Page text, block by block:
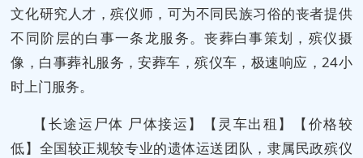
文化研究人才，殡仪师，可为不同民族习俗的丧者提供
不同阶层的白事一条龙服务。丧葬白事策划，殡仪摄
像，白事葬礼服务，安葬车，殡仪车，极速响应，24小
时上门服务。
【长途运尸体 尸体接运】【灵车出租】【价格较
低】全国较正规较专业的遗体运送团队，隶属民政殡仪